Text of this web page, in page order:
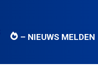
– NIEUWS MELDEN